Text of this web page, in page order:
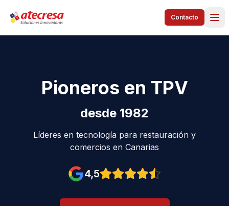
Contacto
Pioneros en TPV
desde 1982
Líderes en tecnología para restauración y
comercios en Canarias
Valoración en Google: 4,5
4,5